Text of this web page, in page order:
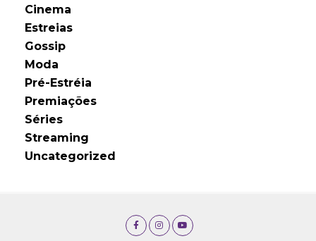
Cinema
Estreias
Gossip
Moda
Pré-Estréia
Premiações
Séries
Streaming
Uncategorized